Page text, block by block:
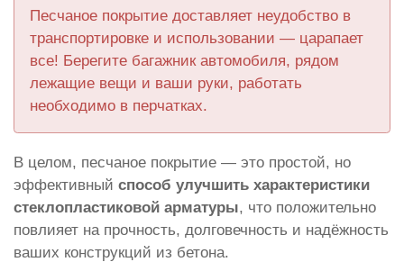
Песчаное покрытие доставляет неудобство в
транспортировке и использовании — царапает
все! Берегите багажник автомобиля, рядом
лежащие вещи и ваши руки, работать
необходимо в перчатках.
В целом, песчаное покрытие — это простой, но
эффективный способ улучшить характеристики
стеклопластиковой арматуры, что положительно
повлияет на прочность, долговечность и надёжность
ваших конструкций из бетона.